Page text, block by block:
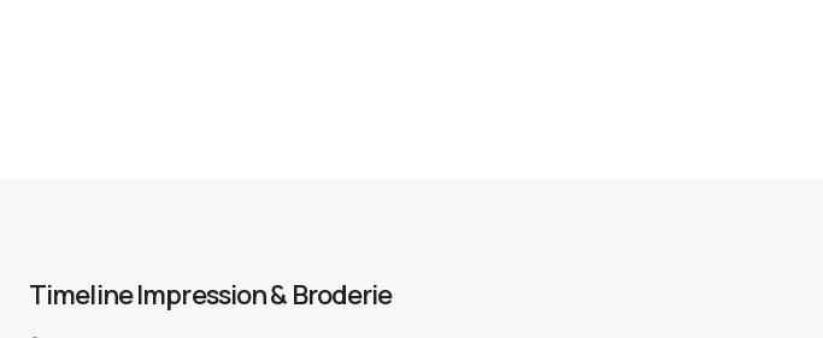
Timeline Impression & Broderie